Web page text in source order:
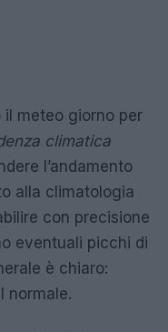
il meteo giorno per
climatica
l’andamento
alla climatologia
con precisione
eventuali picchi di
è chiaro:
normale.